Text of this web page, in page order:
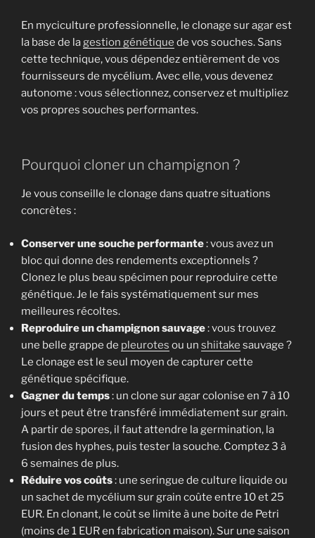
En myciculture professionnelle, le clonage sur agar est
la base de lagestion génétique de vos souches. Sans
cette technique, vous dépendez entièrement de vos
fournisseurs de mycélium. Avec elle, vous devenez
autonome : vous sélectionnez, conservez et multipliez
vos propres souches performantes.
Pourquoi cloner un champignon ?
Je vous conseille le clonage dans quatre situations
concrètes :
Conserver une souche performante: vous avez un
bloc qui donne des rendements exceptionnels ?
Clonez le plus beau spécimen pour reproduire cette
génétique. Je le fais systématiquement sur mes
meilleures récoltes.
Reproduire un champignon sauvage: vous trouvez
une belle grappe de pleurotes ou un shiitake sauvage ?
Le clonage est le seul moyen de capturer cette
génétique spécifique.
Gagner du temps: un clone sur agar colonise en 7 à 10
jours et peut être transféré immédiatement sur grain.
A partir de spores, il faut attendre la germination, la
fusion des hyphes, puis tester la souche. Comptez 3 à
6 semaines de plus.
Réduire vos coûts: une seringue de culture liquide ou
un sachet de mycélium sur grain coûte entre 10 et 25
EUR. En clonant, le coût se limite à une boite de Petri
(moins de 1 EUR en fabrication maison). Sur une saison